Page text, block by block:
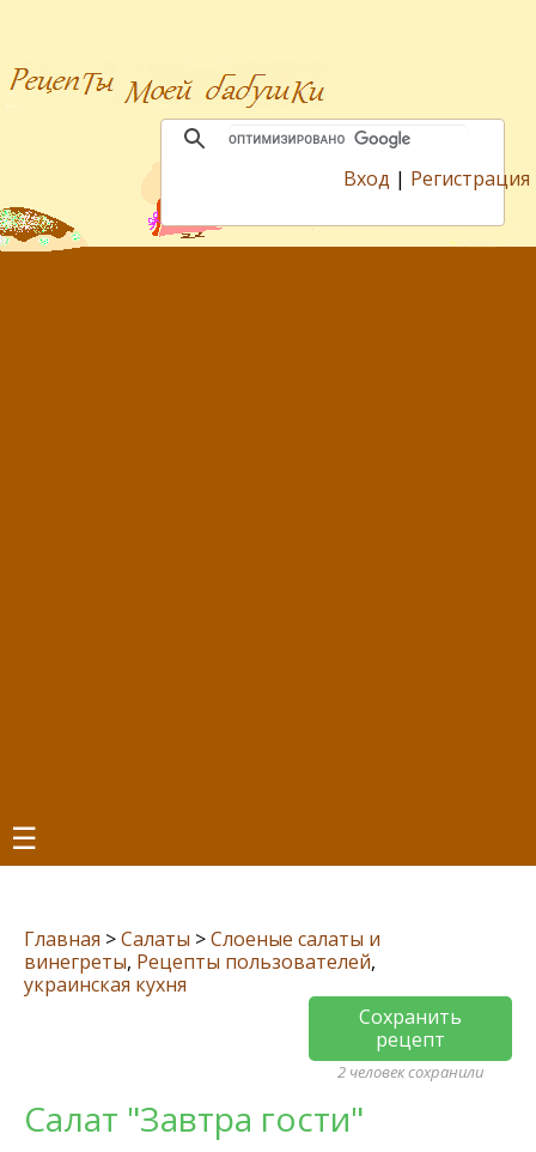
Вход | Регистрация
☰
Главная >Салаты >Слоеные салаты и
винегреты, Рецепты пользователей,
украинская кухня
Сохранить
рецепт
2 человек сохранили
Салат "Завтра гости"